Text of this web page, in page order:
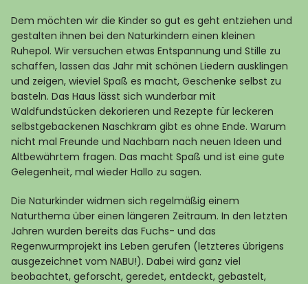
Dem möchten wir die Kinder so gut es geht entziehen und
gestalten ihnen bei den Naturkindern einen kleinen
Ruhepol. Wir versuchen etwas Entspannung und Stille zu
schaffen, lassen das Jahr mit schönen Liedern ausklingen
und zeigen, wieviel Spaß es macht, Geschenke selbst zu
basteln. Das Haus lässt sich wunderbar mit
Waldfundstücken dekorieren und Rezepte für leckeren
selbstgebackenen Naschkram gibt es ohne Ende. Warum
nicht mal Freunde und Nachbarn nach neuen Ideen und
Altbewährtem fragen. Das macht Spaß und ist eine gute
Gelegenheit, mal wieder Hallo zu sagen.
Die Naturkinder widmen sich regelmäßig einem
Naturthema über einen längeren Zeitraum. In den letzten
Jahren wurden bereits das Fuchs- und das
Regenwurmprojekt ins Leben gerufen (letzteres übrigens
ausgezeichnet vom NABU!). Dabei wird ganz viel
beobachtet, geforscht, geredet, entdeckt, gebastelt,